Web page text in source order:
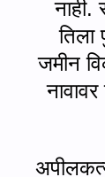
जमीन